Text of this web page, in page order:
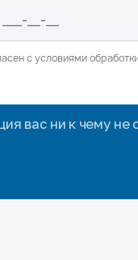
с условиями
вас ни к чему